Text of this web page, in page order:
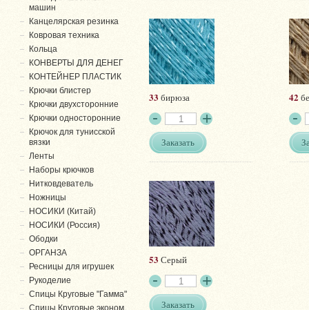
33 бирюза
Заказать
42
53 Серый
Заказать
машин
Канцелярская резинка
Ковровая техника
Кольца
КОНВЕРТЫ ДЛЯ ДЕНЕГ
КОНТЕЙНЕР ПЛАСТИК
Крючки блистер
Крючки двухсторонние
Крючки односторонние
Крючок для тунисской
вязки
Ленты
Наборы крючков
Нитковдеватель
Ножницы
НОСИКИ (Китай)
НОСИКИ (Россия)
Ободки
ОРГАНЗА
Ресницы для игрушек
Рукоделие
Спицы Круговые "Гамма"
Спицы Круговые эконом.